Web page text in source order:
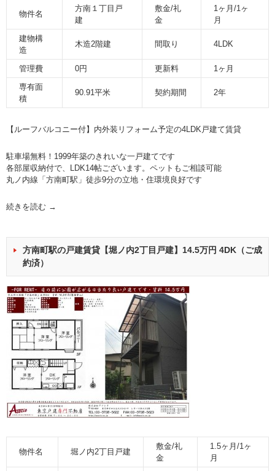
物件名
方南１丁目戸
建
敷金/礼
金
1ヶ月/1ヶ
月
建物構
造
木造2階建 間取り 4LDK
管理費 0円 更新料
1ヶ月
専有面
積
90.91平米 契約期間 2年
【ルーフバルコニー付】内外装リフォーム予定の4LDK戸建て賃貸
駐車場無料！1999年築のきれいな一戸建てです
各部屋収納付で、LDK14帖ございます。ペットもご相談可能
丸ノ内線「方南町駅」徒歩9分の立地・住環境良好です
続きを読む →
方南町駅の戸建賃貸【堀ノ内2丁目戸建】14.5万円 4DK（ご成
約済）
物件名 堀ノ内2丁目戸建
敷金/礼
金
1.5ヶ月/1ヶ
月